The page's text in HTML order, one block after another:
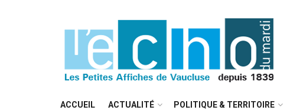
ACCUEIL ACTUALITÉ POLITIQUE & TERRITOIRE